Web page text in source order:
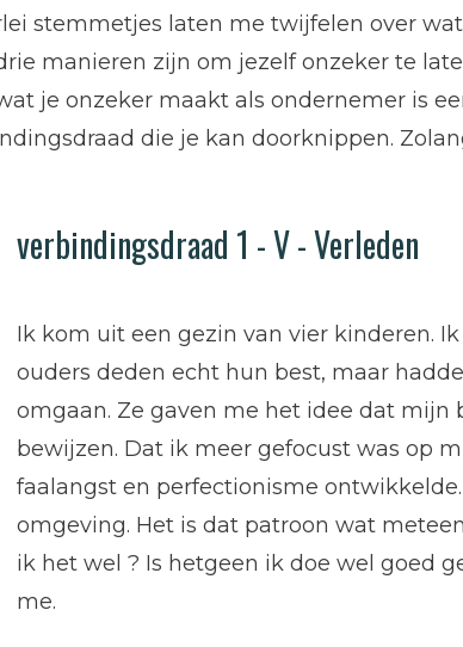
stemmetjes laten me twijfelen over
manieren zijn om jezelf onzeker te
je onzeker maakt als ondernemer is
die je kan doorknippen.
verbindingsdraad 1 - V - Verleden
Ik kom uit een gezin van vier kinderen.
ouders deden echt hun best, maar
omgaan. Ze gaven me het idee dat mijn
bewijzen. Dat ik meer gefocust was op
faalangst en perfectionisme
omgeving. Het is dat patroon wat
ik het wel ? Is hetgeen ik doe wel goed
me.